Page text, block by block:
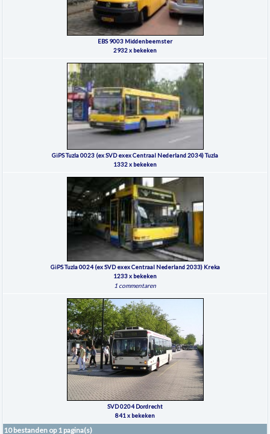
EBS 9003 Middenbeemster
2932 x bekeken
GiPS Tuzla 0023 (ex SVD exex Centraal Nederland 2034) Tuzla
1332 x bekeken
GiPS Tuzla 0024 (ex SVD exex Centraal Nederland 2033) Kreka
1233 x bekeken
1 commentaren
SVD 0204 Dordrecht
841 x bekeken
10 bestanden op 1 pagina(s)